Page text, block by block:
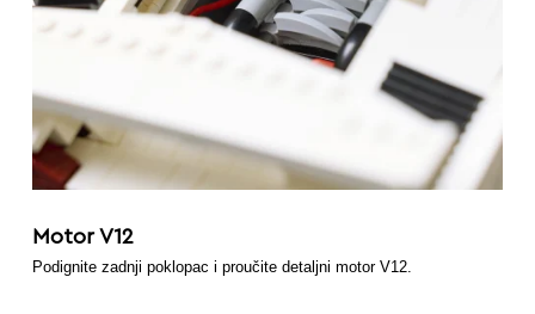
Motor V12
Podignite zadnji poklopac i proučite detaljni motor V12.